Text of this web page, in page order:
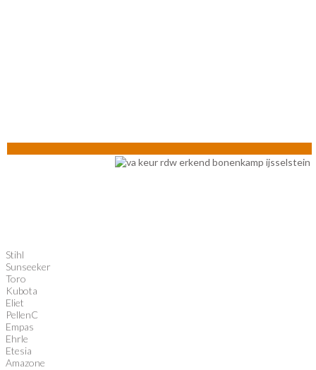
Stihl
Sunseeker
Toro
Kubota
Eliet
PellenC
Empas
Ehrle
Etesia
Amazone